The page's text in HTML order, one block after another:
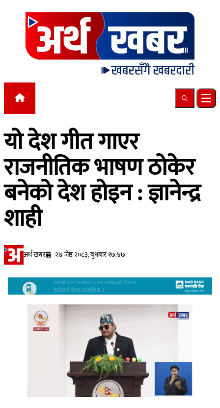
Skip to content
Search
यो देश गीत गाएर
राजनीतिक भाषण ठोकेर
बनेको देश होइन : ज्ञानेन्द्र
शाही
अर्थ खबर २७ जेष्ठ २०८३, बुधबार १७:४७